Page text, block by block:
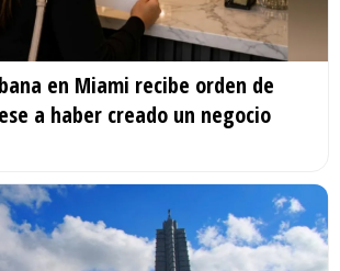
en Miami recibe orden de
a haber creado un negocio